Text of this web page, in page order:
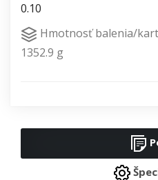
0.10
Hmotnosť balenia/
1352.9 g